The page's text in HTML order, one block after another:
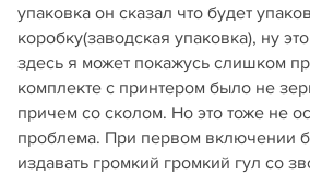
упаковка он сказал что будет
коробку(заводская упаковка), ну
здесь я может покажусь слишком
комплекте с принтером было не
причем со сколом. Но это тоже не
проблема. При первом включении
издавать громкий громкий гул со